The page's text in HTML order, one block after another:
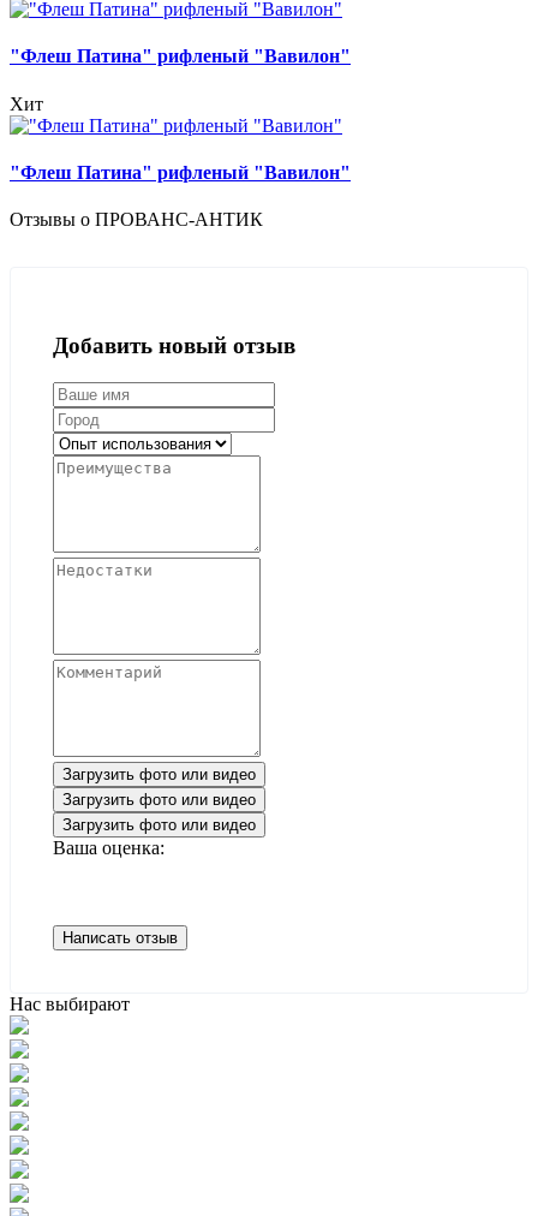
"Флеш Патина" рифленый "Вавилон"
Хит
"Флеш Патина" рифленый "Вавилон"
Отзывы о ПРОВАНС-АНТИК
Добавить новый отзыв
Загрузить фото или видео
Загрузить фото или видео
Загрузить фото или видео
Ваша оценка:
Написать отзыв
Нас выбирают